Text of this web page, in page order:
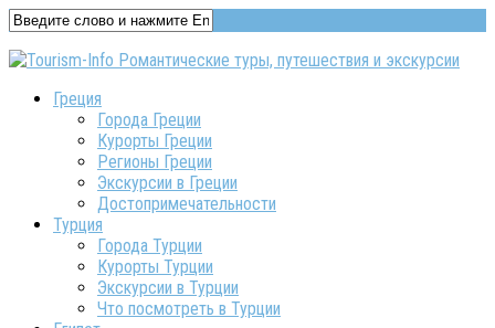
Греция
Города Греции
Курорты Греции
Регионы Греции
Экскурсии в Греции
Достопримечательности
Турция
Города Турции
Курорты Турции
Экскурсии в Турции
Что посмотреть в Турции